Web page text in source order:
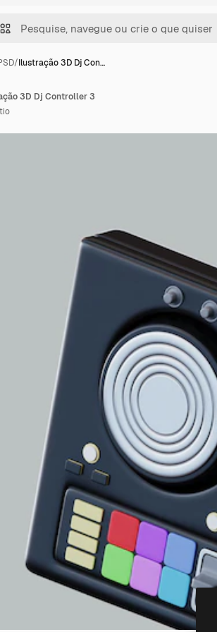
/Ilustração 3D Dj Con…
3D Dj Controller 3